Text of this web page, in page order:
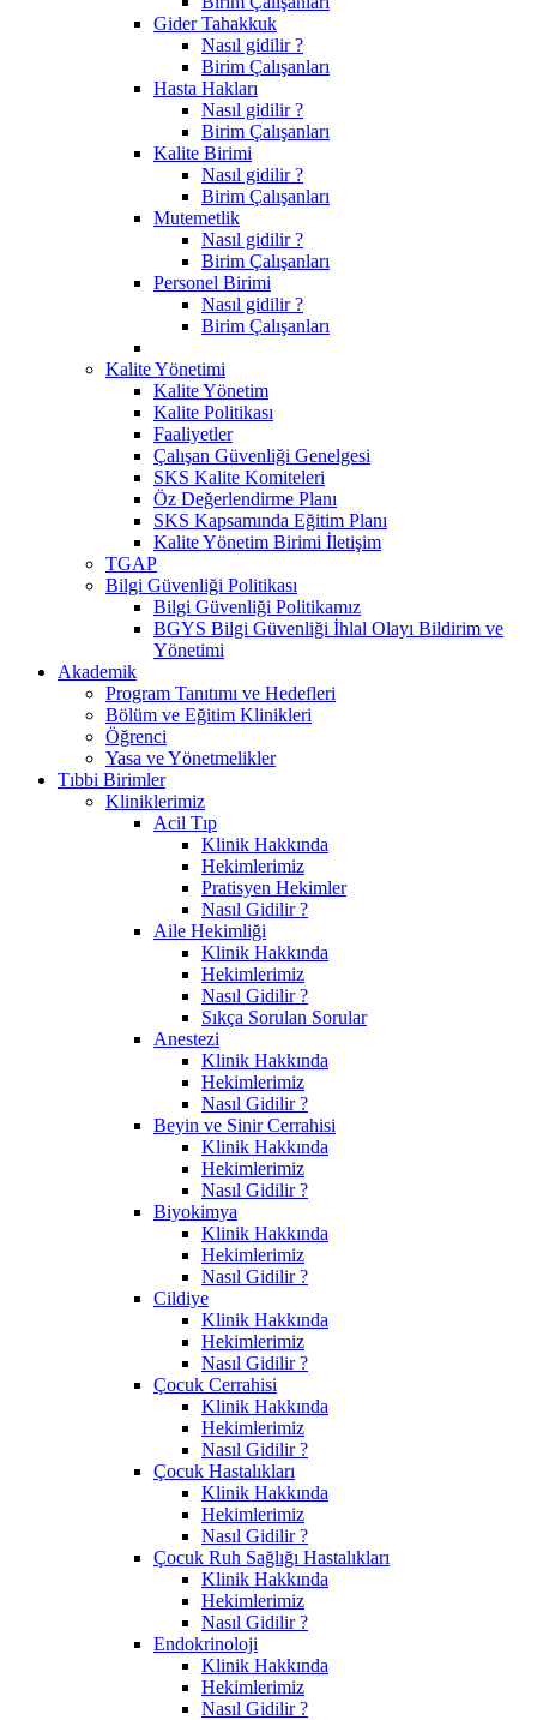
Gider Tahakkuk
Nasıl gidilir ?
Birim Çalışanları
Hasta Hakları
Nasıl gidilir ?
Birim Çalışanları
Kalite Birimi
Nasıl gidilir ?
Birim Çalışanları
Mutemetlik
Nasıl gidilir ?
Birim Çalışanları
Personel Birimi
Nasıl gidilir ?
Birim Çalışanları
Kalite Yönetimi
Kalite Yönetim
Kalite Politikası
Faaliyetler
Çalışan Güvenliği Genelgesi
SKS Kalite Komiteleri
Öz Değerlendirme Planı
SKS Kapsamında Eğitim Planı
Kalite Yönetim Birimi İletişim
TGAP
Bilgi Güvenliği Politikası
Bilgi Güvenliği Politikamız
BGYS Bilgi Güvenliği İhlal Olayı Bildirim ve
Yönetimi
Akademik
Program Tanıtımı ve Hedefleri
Bölüm ve Eğitim Klinikleri
Öğrenci
Yasa ve Yönetmelikler
Tıbbi Birimler
Kliniklerimiz
Acil Tıp
Klinik Hakkında
Hekimlerimiz
Pratisyen Hekimler
Nasıl Gidilir ?
Aile Hekimliği
Klinik Hakkında
Hekimlerimiz
Nasıl Gidilir ?
Sıkça Sorulan Sorular
Anestezi
Klinik Hakkında
Hekimlerimiz
Nasıl Gidilir ?
Beyin ve Sinir Cerrahisi
Klinik Hakkında
Hekimlerimiz
Nasıl Gidilir ?
Biyokimya
Klinik Hakkında
Hekimlerimiz
Nasıl Gidilir ?
Cildiye
Klinik Hakkında
Hekimlerimiz
Nasıl Gidilir ?
Çocuk Cerrahisi
Klinik Hakkında
Hekimlerimiz
Nasıl Gidilir ?
Çocuk Hastalıkları
Klinik Hakkında
Hekimlerimiz
Nasıl Gidilir ?
Çocuk Ruh Sağlığı Hastalıkları
Klinik Hakkında
Hekimlerimiz
Nasıl Gidilir ?
Endokrinoloji
Klinik Hakkında
Hekimlerimiz
Nasıl Gidilir ?